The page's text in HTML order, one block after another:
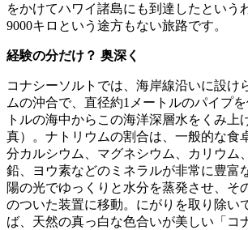
をかけてハワイ諸島にも到達したという
9000キロという途方もない旅路です。
経験の分だけ？ 奥深く
コナシーソルトでは、海岸線沿いに設け
ムの沖合で、直径約1メートルのパイプ
トルの海中からこの海洋深層水をくみ上
真）。ナトリウムの割合は、一般的な食
分カルシウム、マグネシウム、カリウム
鉛、ヨウ素などのミネラルが非常に豊富
陽の光でゆっくりと水分を蒸発させ、そ
のついた装置に移動。にがりを取り除い
ば、天然の真っ白な色合いが美しい「コ